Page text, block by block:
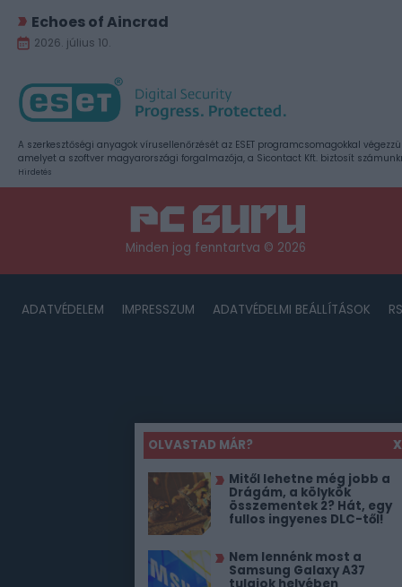
OLVASTAD MÁR?
X
Mitől lehetne még jobb a
Drágám, a kölykök
összementek 2? Hát, egy
fullos ingyenes DLC-től!
Nem lennénk most a
Samsung Galaxy A37
Echoes of Aincrad
2026. július 10.
A szerkesztőségi anyagok vírusellenőrzését az ESET programcsomagokkal
amelyet a szoftver magyarországi forgalmazója, a Sicontact Kft. biztosít
Hirdetés
Minden jog fenntartva © 2026
ADATVÉDELEM IMPRESSZUM ADATVÉDELMI BEÁLLÍTÁSOK